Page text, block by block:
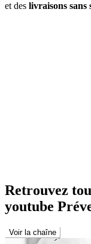
et des livraisons sans
Retrouvez
youtube
Voir la chaîne